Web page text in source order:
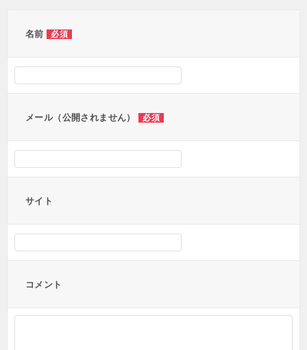
名前 必須
メール（公開されません） 必須
サイト
コメント